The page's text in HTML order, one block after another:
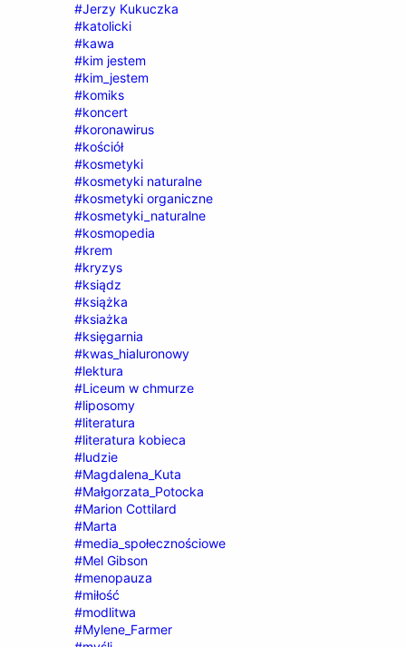
#Jerzy Kukuczka
#katolicki
#kawa
#kim jestem
#kim_jestem
#komiks
#koncert
#koronawirus
#kościół
#kosmetyki
#kosmetyki naturalne
#kosmetyki organiczne
#kosmetyki_naturalne
#kosmopedia
#krem
#kryzys
#ksiądz
#książka
#ksiażka
#księgarnia
#kwas_hialuronowy
#lektura
#Liceum w chmurze
#liposomy
#literatura
#literatura kobieca
#ludzie
#Magdalena_Kuta
#Małgorzata_Potocka
#Marion Cottilard
#Marta
#media_społecznościowe
#Mel Gibson
#menopauza
#miłość
#modlitwa
#Mylene_Farmer